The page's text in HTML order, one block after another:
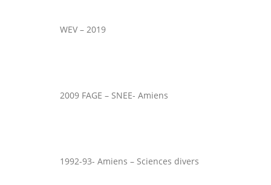
WEV – 2019
2009 FAGE – SNEE- Amiens
1992-93- Amiens – Sciences divers